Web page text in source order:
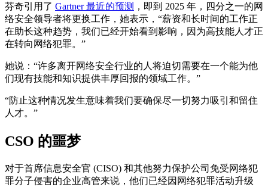
芬奇引用了 Gartner 最近的预测 ，即到 2025 年，四分之一的网
络安全领导者将更换工作，她表示，“薪资和长时间的工作正
在助长这种趋势，我们已经开始看到影响，因为高技能人才正
在转向网络犯罪。”
她说：“许多离开网络安全行业的人将迫切需要在一个能为他
们现有技能和知识提供丰厚回报的领域工作。”
“防止这种情况发生意味着我们要确保尽一切努力吸引和留住
人才。”
CSO 的噩梦
对于首席信息安全官 (CISO) 和其他努力保护公司免受网络犯
罪分子侵害的企业高管来说，他们已经因网络犯罪活动升级